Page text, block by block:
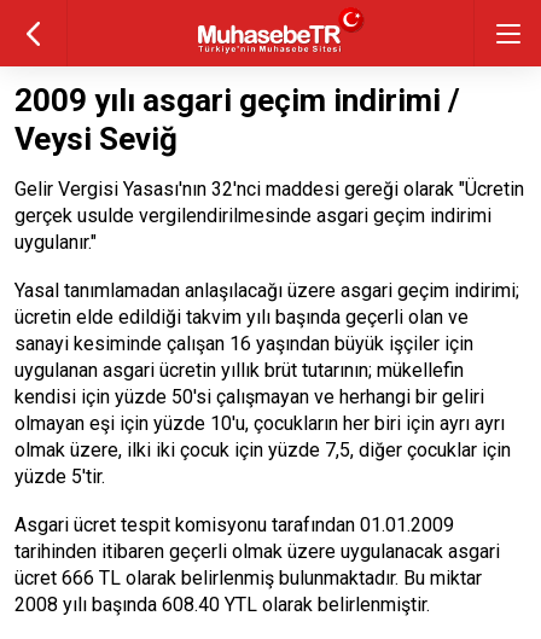
2009 yılı asgari geçim indirimi /
Veysi Seviğ
Gelir Vergisi Yasası'nın 32'nci maddesi gereği olarak "Ücretin
gerçek usulde vergilendirilmesinde asgari geçim indirimi
uygulanır."
Yasal tanımlamadan anlaşılacağı üzere asgari geçim indirimi;
ücretin elde edildiği takvim yılı başında geçerli olan ve
sanayi kesiminde çalışan 16 yaşından büyük işçiler için
uygulanan asgari ücretin yıllık brüt tutarının; mükellefin
kendisi için yüzde 50'si çalışmayan ve herhangi bir geliri
olmayan eşi için yüzde 10'u, çocukların her biri için ayrı ayrı
olmak üzere, ilki iki çocuk için yüzde 7,5, diğer çocuklar için
yüzde 5'tir.
Asgari ücret tespit komisyonu tarafından 01.01.2009
tarihinden itibaren geçerli olmak üzere uygulanacak asgari
ücret 666 TL olarak belirlenmiş bulunmaktadır. Bu miktar
2008 yılı başında 608.40 YTL olarak belirlenmiştir.